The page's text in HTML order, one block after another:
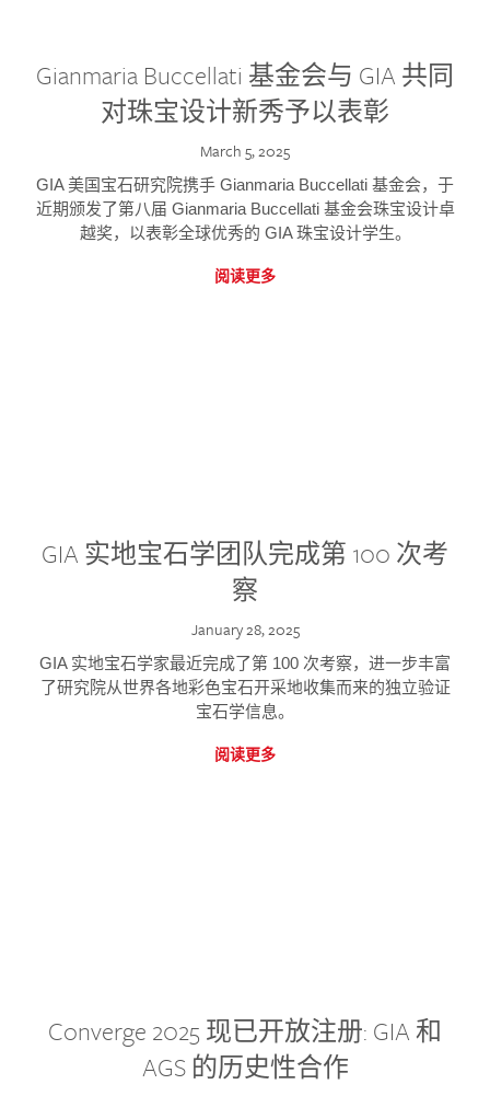
Gianmaria Buccellati 基金会与 GIA 共同
对珠宝设计新秀予以表彰
March 5, 2025
GIA 美国宝石研究院携手 Gianmaria Buccellati 基金会，于
近期颁发了第八届 Gianmaria Buccellati 基金会珠宝设计卓
越奖，以表彰全球优秀的 GIA 珠宝设计学生。
阅读更多
GIA 实地宝石学团队完成第 100 次考
察
January 28, 2025
GIA 实地宝石学家最近完成了第 100 次考察，进一步丰富
了研究院从世界各地彩色宝石开采地收集而来的独立验证
宝石学信息。
阅读更多
Converge 2025 现已开放注册: GIA 和
AGS 的历史性合作